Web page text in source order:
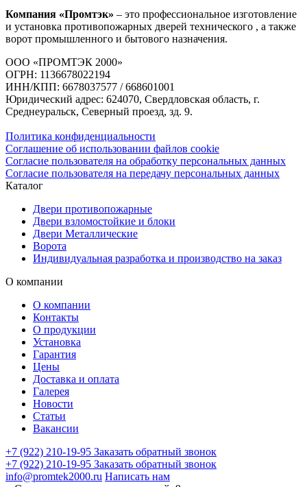
Компания «Промтэк» – это профессиональное изготовление
и установка противопожарных дверей технического , а также
ворот промышленного и бытового назначения.
ООО «ПРОМТЭК 2000»
ОГРН: 1136678022194
ИНН/КПП: 6678037577 / 668601001
Юридический адрес: 624070, Свердловская область, г.
Среднеуральск, Северный проезд, зд. 9.
Политика конфиденциальности
Соглашение об использовании файлов cookie
Согласие пользователя на обработку персональных данных
Согласие пользователя на передачу персональных данных
Каталог
Двери противопожарные
Двери взломостойкие и блоки
Двери Металлические
Ворота
Индивидуальная разработка и производство на заказ
О компании
О компании
Контакты
О продукции
Установка
Гарантия
Цены
Доставка и оплата
Галерея
Новости
Статьи
Вакансии
+7 (922) 210-19-95 Заказать обратный звонок
+7 (922) 210-19-95 Заказать обратный звонок
info@promtek2000.ru Написать нам